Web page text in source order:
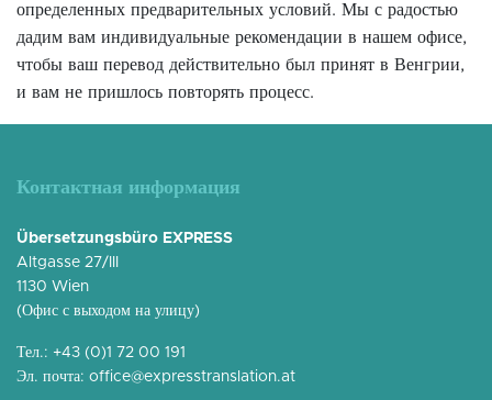
определенных предварительных условий. Мы с радостью
дадим вам индивидуальные рекомендации в нашем офисе,
чтобы ваш перевод действительно был принят в Венгрии,
и вам не пришлось повторять процесс.
Контактная информация
Übersetzungsbüro EXPRESS
Altgasse 27/III
1130 Wien
(Офис с выходом на улицу)
Тел.: +43 (0)1 72 00 191
Эл. почта: office@expresstranslation.at